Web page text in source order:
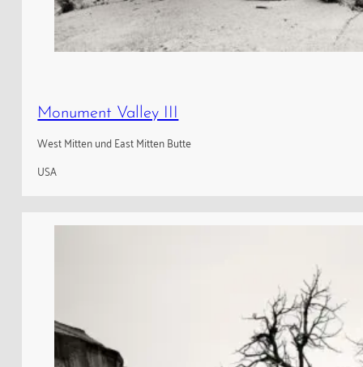
Monument Valley III
West Mitten und East Mitten Butte
USA